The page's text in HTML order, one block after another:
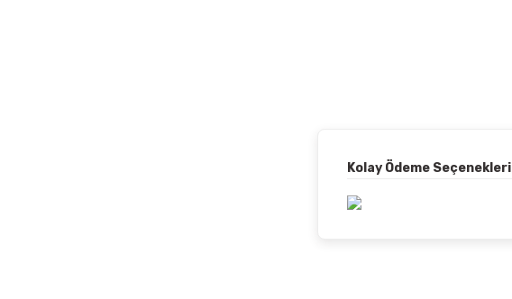
Kolay Ödeme Seçenekleri